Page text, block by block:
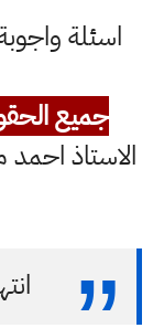
اسئلة
جميع
الاستاذ